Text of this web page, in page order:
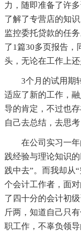
力，随即准备了许
了解了专营店的知
监控委托贷款的任
了1篇30多页报告，
头，无论在工作上还
3个月的试用期
适应了新的工作，
导的肯定，不过也
自己去总结，去思考
在公司实习一
践经验与理论知识
践中去”。而我却从
个会计工作者，面
了四十分的会计初
斤两，知道自己只
职工作，不辜负领